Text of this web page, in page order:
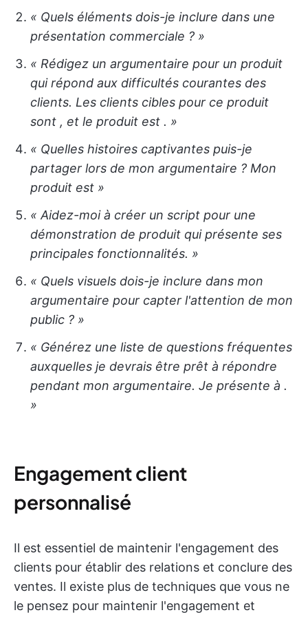
« Quels éléments dois-je inclure dans une
présentation commerciale ? »
« Rédigez un argumentaire pour un produit
qui répond aux difficultés courantes des
clients. Les clients cibles pour ce produit
sont , et le produit est . »
« Quelles histoires captivantes puis-je
partager lors de mon argumentaire ? Mon
produit est »
« Aidez-moi à créer un script pour une
démonstration de produit qui présente ses
principales fonctionnalités. »
« Quels visuels dois-je inclure dans mon
argumentaire pour capter l'attention de mon
public ? »
« Générez une liste de questions fréquentes
auxquelles je devrais être prêt à répondre
pendant mon argumentaire. Je présente à .
»
Engagement client
personnalisé
Il est essentiel de maintenir l'engagement des
clients pour établir des relations et conclure des
ventes. Il existe plus de techniques que vous ne
le pensez pour maintenir l'engagement et